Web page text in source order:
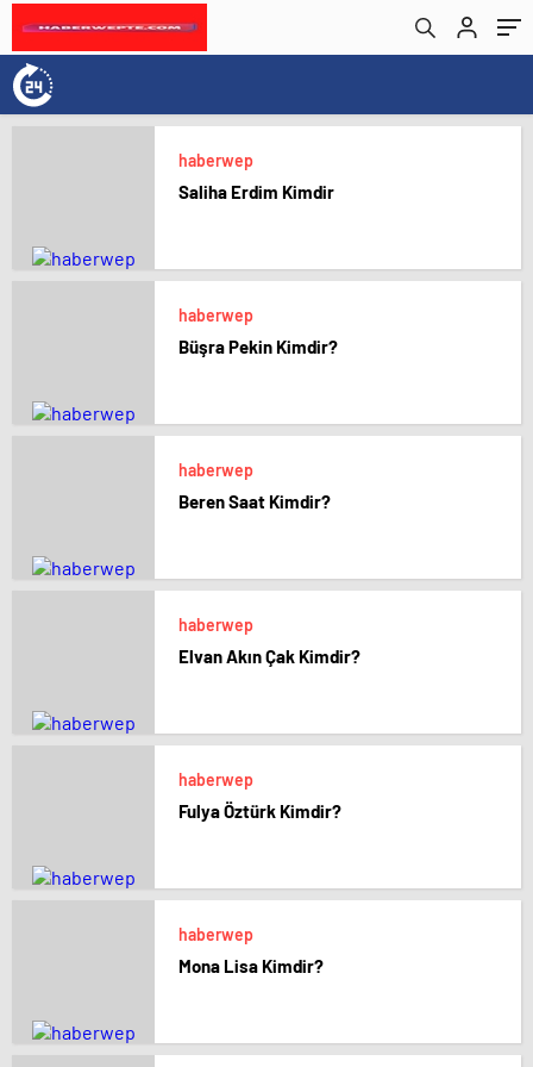
haberwep
Saliha Erdim Kimdir
haberwep
Büşra Pekin Kimdir?
haberwep
Beren Saat Kimdir?
haberwep
Elvan Akın Çak Kimdir?
haberwep
Fulya Öztürk Kimdir?
haberwep
Mona Lisa Kimdir?